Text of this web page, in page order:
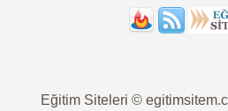
Eğitim Siteleri ©